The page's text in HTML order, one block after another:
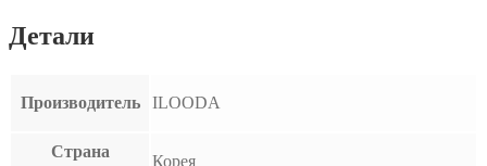
Детали
Производитель ILOODA
Страна
Корея